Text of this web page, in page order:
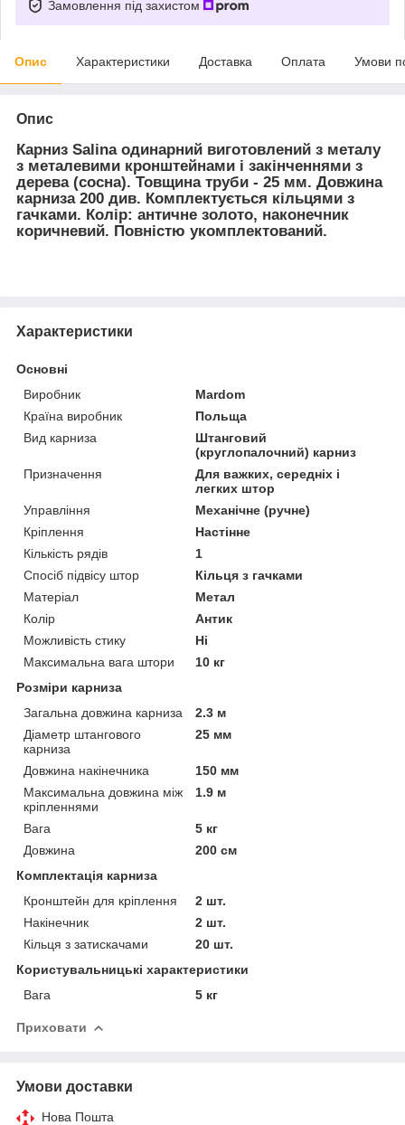
Замовлення під захистом
Опис Характеристики Доставка Оплата Умови
Опис
Карниз Salinaодинарний виготовлений з металу
з металевими кронштейнами і закінченнями з
дерева (сосна). Товщина труби - 25 мм. Довжина
карниза 200 див. Комплектується кільцями з
гачками. Колір: античне золото, наконечник
коричневий. Повністю укомплектований.
Характеристики
Основні
Виробник
Mardom
Країна виробник
Польща
Вид карниза
Штанговий
(круглопалочний) карниз
Призначення
Для важких, середніх і
легких штор
Управління
Механічне (ручне)
Кріплення
Настінне
Кількість рядів
1
Спосіб підвісу штор
Кільця з гачками
Матеріал
Метал
Колір
Антик
Можливість стику
Ні
Максимальна вага штори
10 кг
Розміри карниза
Загальна довжина карниза
2.3 м
Діаметр штангового
карниза
25 мм
Довжина накінечника
150 мм
Максимальна довжина між
кріпленнями
1.9 м
Вага
5 кг
Довжина
200 см
Комплектація карниза
Кронштейн для кріплення
2 шт.
Накінечник
2 шт.
Кільця з затискачами
20 шт.
Користувальницькі характеристики
Вага
5 кг
Приховати
Умови доставки
Нова Пошта